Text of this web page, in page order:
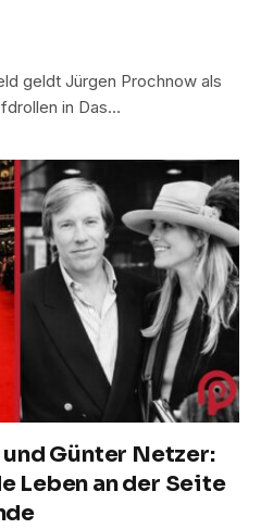
geldt Jürgen Prochnow als
in Das…
Günter Netzer:
Leben an der Seite